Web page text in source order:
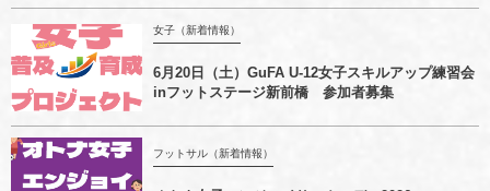
女子（新着情報）
6月20日（土）GuFA U-12女子スキルアップ練習会
inフットステージ新前橋 参加者募集
フットサル（新着情報）